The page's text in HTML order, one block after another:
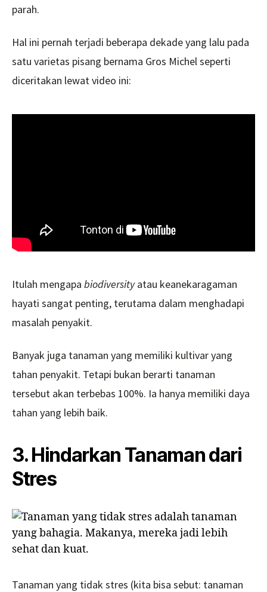
parah.
Hal ini pernah terjadi beberapa dekade yang lalu pada
satu varietas pisang bernama Gros Michel seperti
diceritakan lewat video ini:
Itulah mengapa biodiversityatau keanekaragaman
hayati sangat penting, terutama dalam menghadapi
masalah penyakit.
Banyak juga tanaman yang memiliki kultivar yang
tahan penyakit. Tetapi bukan berarti tanaman
tersebut akan terbebas 100%. Ia hanya memiliki daya
tahan yang lebih baik.
3. Hindarkan Tanaman dari
Stres
Tanaman yang tidak stres (kita bisa sebut: tanaman